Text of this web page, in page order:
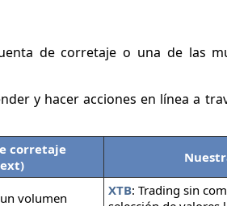
de corretaje o una de las
y hacer acciones en línea a
corretaje
volumen XTB: Trading sin